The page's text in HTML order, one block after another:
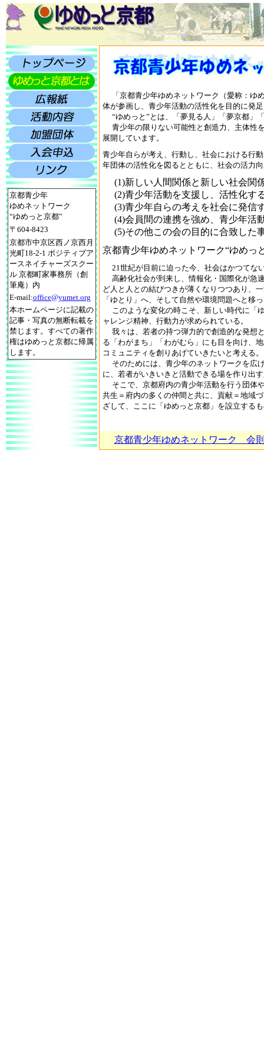
京都青少年
ゆめネットワーク
“ゆめっと京都”
〒604-8423
京都市中京区西ノ京西月
光町18-2-1 ポジティブア
ースネイチャーズスクー
ル 京都町家事務所（創
筆庵）内
E-mail:office@yumet.org
本ホームページに記載の
記事・写真の無断転載を
禁じます。すべての著作
権はゆめっと京都に帰属
します。
「京都青少年ゆめネットワーク（愛称：ゆ
体が参画し、青少年活動の活性化を目的に発
“ゆめっと”とは、「夢見る人」「夢京都」
青少年の限りない可能性と創造力、主体性
展開しています。
青少年自らが考え、行動し、社会における行
年団体の活性化を図るとともに、社会の活力
(1)新しい人間関係と新しい社会関
(2)青少年活動を支援し、活性化す
(3)青少年自らの考えを社会に発信
(4)会員間の連携を強め、青少年活
(5)その他この会の目的に合致した
京都青少年ゆめネットワーク“ゆめ
21世紀が目前に迫った今、社会はかつてな
高齢化社会が到来し、情報化・国際化が急
ど人と人との結びつきが薄くなりつつあり、
「ゆとり」へ、そして自然や環境問題へと移
このような変化の時こそ、新しい時代に「
ャレンジ精神、行動力が求められている。
我々は、若者の持つ弾力的で創造的な発想
る「わがまち」「わがむら」にも目を向け、
コミュニティを創りあげていきたいと考える。
そのためには、青少年のネットワークを広
に、若者がいきいきと活動できる場を作り出
そこで、京都府内の青少年活動を行う団体
共生＝府内の多くの仲間と共に、貢献＝地域
ざして、ここに「ゆめっと京都」を設立する
京都青少年ゆめネットワーク 会